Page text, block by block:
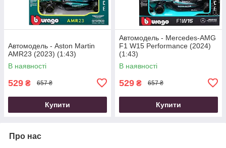
Автомодель - Aston Martin
AMR23 (2023) (1:43)
В наявності
529 ₴ 657 ₴
Купити
Автомодель - Mercedes-AMG
F1 W15 Performance (2024)
(1:43)
В наявності
529 ₴ 657 ₴
Купити
Про нас